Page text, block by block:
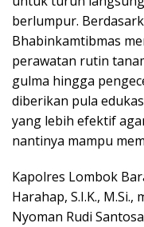
berlumpur.
Bhabinkamtibmas
perawatan rutin
gulma hingga
diberikan pula
yang lebih efektif
nantinya mampu
Kapolres Lombok
Harahap, S.I.K.,
Nyoman Rudi